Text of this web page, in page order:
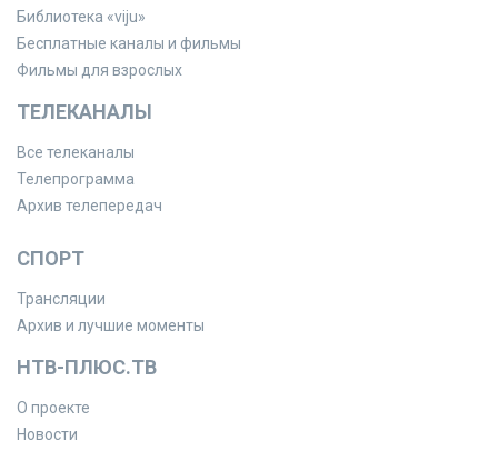
Библиотека «viju»
Бесплатные каналы и фильмы
Фильмы для взрослых
ТЕЛЕКАНАЛЫ
Все телеканалы
Телепрограмма
Архив телепередач
СПОРТ
Трансляции
Архив и лучшие моменты
НТВ-ПЛЮС.ТВ
О проекте
Новости